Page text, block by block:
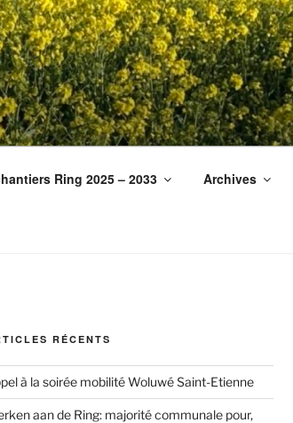
Ring 2025 – 2033 Archives
RÉCENTS
à la soirée mobilité Woluwé Saint-Etienne
aan de Ring: majorité communale pour,